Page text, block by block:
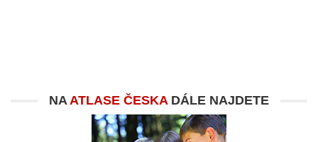
NAATLASE ČESKADÁLE NAJDETE